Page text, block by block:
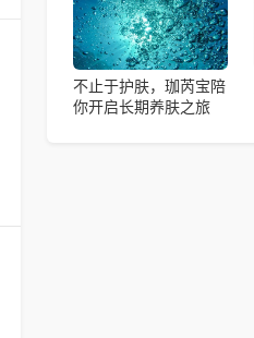
不止于护肤，珈芮宝陪
你开启长期养肤之旅